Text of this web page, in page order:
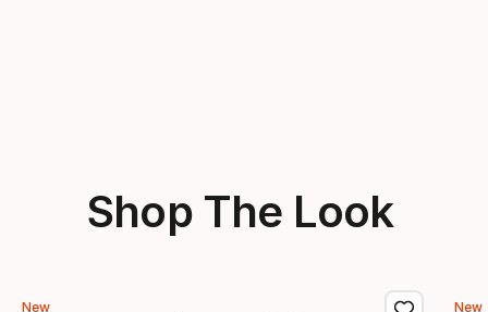
Shop The Look
New New